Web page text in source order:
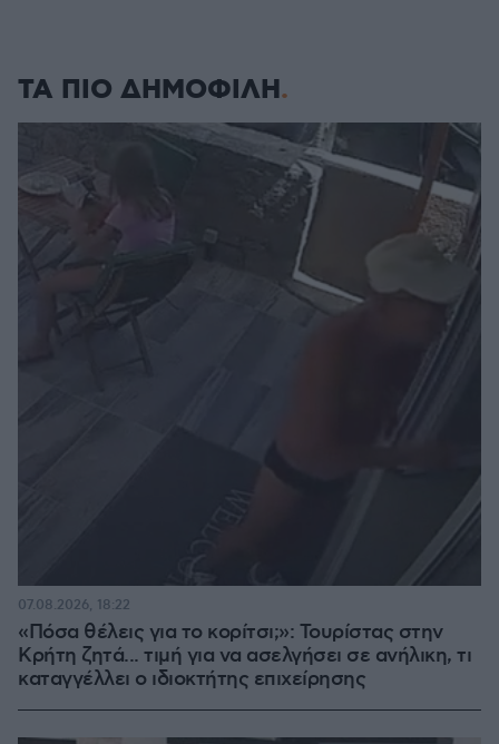
ΤΑ ΠΙΟ ΔΗΜΟΦΙΛΗ
«Πόσα θέλεις για το κορίτσι;»: Τουρίστας στην
Κρήτη ζητά... τιμή για να ασελγήσει σε ανήλικη, τι
καταγγέλλει ο ιδιοκτήτης επιχείρησης
07.08.2026, 18:22